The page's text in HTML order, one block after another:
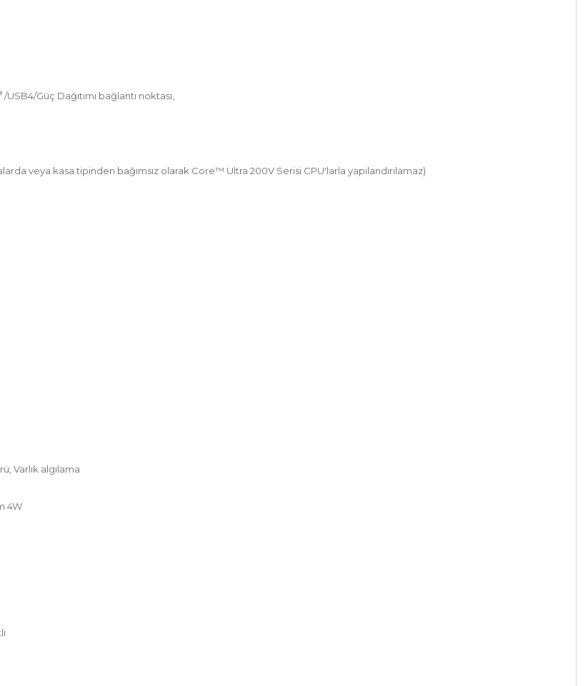
/USB4/Güç Dağıtımı bağlantı noktası,
veya kasa tipinden bağımsız olarak Core™ Ultra 200V Serisi CPU'larla yapılandırılamaz)
Varlık algılama
4W